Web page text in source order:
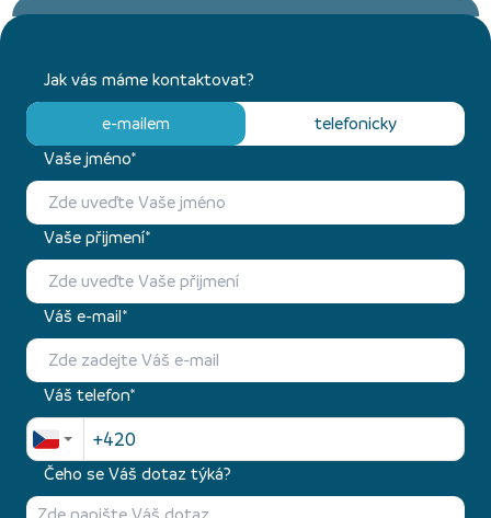
Jak vás máme kontaktovat?
e-mailem
telefonicky
Vaše jméno*
Vaše přijmení*
Váš e-mail*
Váš telefon*
Čeho se Váš dotaz týká?